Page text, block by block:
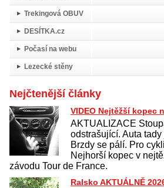
Trekingová OBUV
DESÍTKA.cz
Počasí na webu
Lezecké stěny
Nejčtenější články
VIDEO Nejtěžší kopec
AKTUALIZACE
odstrašující. Auta
Brzdy se pálí. Pro
Nejhorší kopec v
závodu Tour de France.
Ralsko AKTUÁLNĚ